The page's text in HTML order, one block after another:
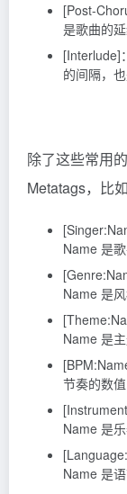
[Post-
是歌曲的
[Interlude]
的间隔，
除了这些常用
Metatags，比如
Name 是
Name 是
Name 是
节奏的数
Name 是
Name 是